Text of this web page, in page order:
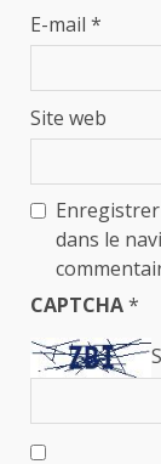
E-mail *
Site web
dans le
CAPTCHA*